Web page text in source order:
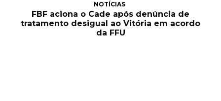
NOTÍCIAS
FBF aciona o Cade após denúncia de
tratamento desigual ao Vitória em acordo
da FFU